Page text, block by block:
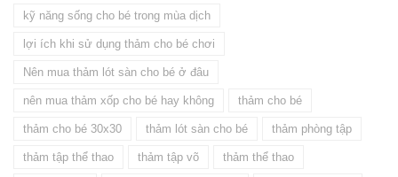
kỹ năng sống cho bé trong mùa dịch
lợi ích khi sử dụng thảm cho bé chơi
Nên mua thảm lót sàn cho bé ở đâu
nên mua thảm xốp cho bé hay không thảm cho bé
thảm cho bé 30x30 thảm lót sàn cho bé thảm phòng tập
thảm tập thể thao thảm tập võ thảm thể thao